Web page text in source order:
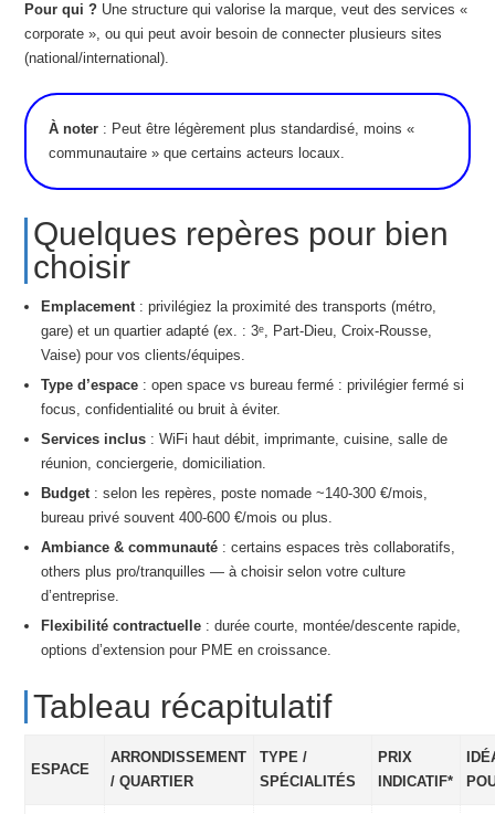
Pour qui ? Une structure qui valorise la marque, veut des services «
corporate », ou qui peut avoir besoin de connecter plusieurs sites
(national/international).
À noter : Peut être légèrement plus standardisé, moins «
communautaire » que certains acteurs locaux.
Quelques repères pour bien
choisir
Emplacement: privilégiez la proximité des transports (métro,
gare) et un quartier adapté (ex. : 3ᵉ, Part-Dieu, Croix-Rousse,
Vaise) pour vos clients/équipes.
Type d’espace : open space vs bureau fermé : privilégier fermé si
focus, confidentialité ou bruit à éviter.
Services inclus : WiFi haut débit, imprimante, cuisine, salle de
réunion, conciergerie, domiciliation.
Budget: selon les repères, poste nomade ~140-300 €/mois,
bureau privé souvent 400-600 €/mois ou plus.
Ambiance & communauté : certains espaces très collaboratifs,
others plus pro/tranquilles — à choisir selon votre culture
d’entreprise.
Flexibilité contractuelle : durée courte, montée/descente rapide,
options d’extension pour PME en croissance.
Tableau récapitulatif
ESPACE
ARRONDISSEMENT
/ QUARTIER
TYPE /
SPÉCIALITÉS
PRIX
INDICATIF*